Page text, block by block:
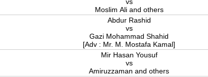
Moslim Ali and others
Abdur Rashid
vs
Gazi Mohammad Shahid
[Adv : Mr. M. Mostafa Kamal]
Mir Hasan Yousuf
vs
Amiruzzaman and others